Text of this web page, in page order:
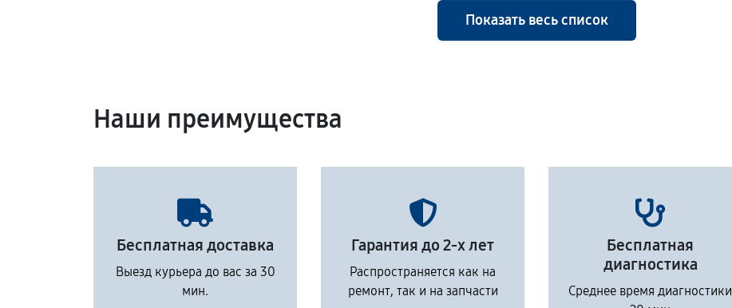
Показать весь список
Наши преимущества
Бесплатная доставка
Выезд курьера до вас за 30
мин.
Гарантия до 2-х лет
Распространяется как на
ремонт, так и на запчасти
Бесплатная
диагностика
Среднее время диагностики